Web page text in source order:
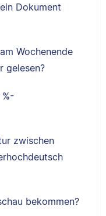
Dokument
Wochenende
gelesen?
zwischen
bekommen?